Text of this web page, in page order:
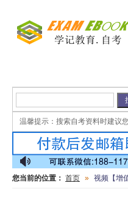
温馨提示： 搜索自考资料时建议
您当前的位置： 首页 » 视频【增